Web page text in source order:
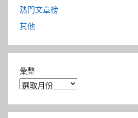
熱門文章榜
其他
彙整